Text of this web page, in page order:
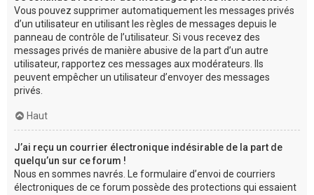
Vous pouvez supprimer automatiquement les messages privés
d’un utilisateur en utilisant les règles de messages depuis le
panneau de contrôle de l’utilisateur. Si vous recevez des
messages privés de manière abusive de la part d’un autre
utilisateur, rapportez ces messages aux modérateurs. Ils
peuvent empêcher un utilisateur d’envoyer des messages
privés.
Haut
J’ai reçu un courrier électronique indésirable de la part de
quelqu’un sur ce forum !
Nous en sommes navrés. Le formulaire d’envoi de courriers
électroniques de ce forum possède des protections qui essaient